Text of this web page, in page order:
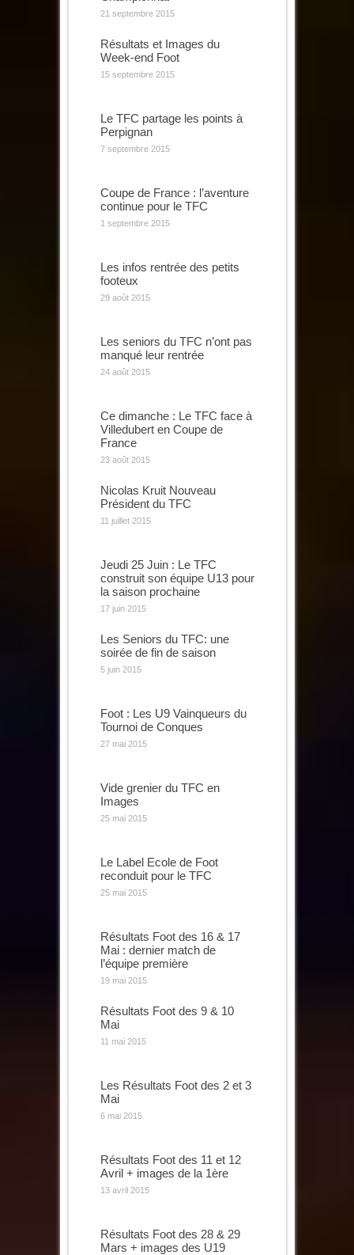
21 septembre 2015
Résultats et Images du
Week-end Foot
15 septembre 2015
Le TFC partage les points à
Perpignan
7 septembre 2015
Coupe de France : l’aventure
continue pour le TFC
1 septembre 2015
Les infos rentrée des petits
footeux
29 août 2015
Les seniors du TFC n’ont pas
manqué leur rentrée
24 août 2015
Ce dimanche : Le TFC face à
Villedubert en Coupe de
France
23 août 2015
Nicolas Kruit Nouveau
Président du TFC
11 juillet 2015
Jeudi 25 Juin : Le TFC
construit son équipe U13 pour
la saison prochaine
17 juin 2015
Les Seniors du TFC: une
soirée de fin de saison
5 juin 2015
Foot : Les U9 Vainqueurs du
Tournoi de Conques
27 mai 2015
Vide grenier du TFC en
Images
25 mai 2015
Le Label Ecole de Foot
reconduit pour le TFC
25 mai 2015
Résultats Foot des 16 & 17
Mai : dernier match de
l’équipe première
19 mai 2015
Résultats Foot des 9 & 10
Mai
11 mai 2015
Les Résultats Foot des 2 et 3
Mai
6 mai 2015
Résultats Foot des 11 et 12
Avril + images de la 1ère
13 avril 2015
Résultats Foot des 28 & 29
Mars + images des U19